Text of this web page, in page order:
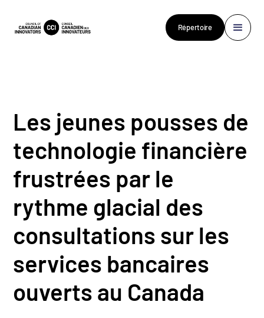
Répertoire
Les jeunes pousses de
technologie financière
frustrées par le
rythme glacial des
consultations sur les
services bancaires
ouverts au Canada